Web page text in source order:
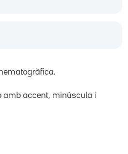
amb accent, minúscula i